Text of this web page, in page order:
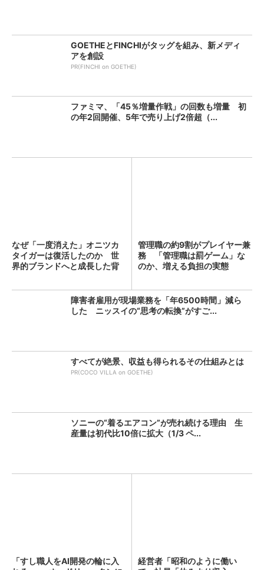
GOETHEとFINCHIがタッグを組み、新メディ
アを創設
PR(FINCHI on GOETHE)
ファミマ、「45％増量作戦」の回数も増量 初
の年2回開催、5年で売り上げ2倍超（...
なぜ「一度消えた」オニツカ
タイガーは復活したのか 世
界的ブランドへと成長した背
管理職の約9割がプレイヤー兼
務 「管理職は罰ゲーム」な
のか、増える負担の実態
障害者雇用が現場業務を「年6500時間」減ら
した ニッスイの“思考の転換”がすご...
すべてが絶景、収益も得られるその仕組みとは
PR(COCO VILLA on GOETHE)
ソニーの“着るエアコン”が売れ続ける理由 生
産量は初代比10倍に拡大（1/3 ペ...
「すし職人をAI開発の輪に入
経営者「昭和のように働い